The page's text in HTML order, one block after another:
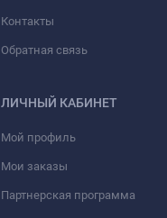
Контакты
Обратная связь
ЛИЧНЫЙ КАБИНЕТ
Мой профиль
Мои заказы
Партнерская программа